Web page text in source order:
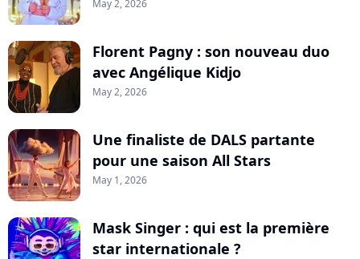
May 2, 2026
Florent Pagny : son nouveau duo
avec Angélique Kidjo
May 2, 2026
Une finaliste de DALS partante
pour une saison All Stars
May 1, 2026
Mask Singer : qui est la première
star internationale ?